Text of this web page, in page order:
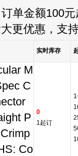
单金额100元
更优惠，支
实时库存
M
C
P
Crimp
Co
0
1起订